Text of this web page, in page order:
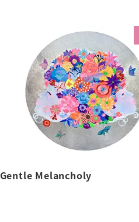
Gentle Melancholy